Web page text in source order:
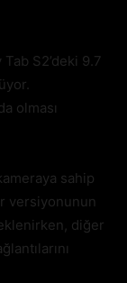
S2’deki 9.7
olması
sahip
versiyonunun
diğer